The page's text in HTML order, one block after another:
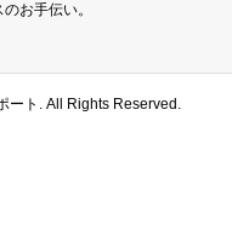
お手伝い。
ート. All Rights Reserved.